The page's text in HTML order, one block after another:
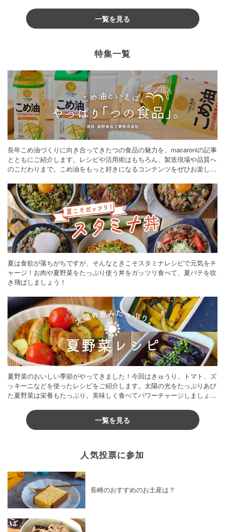
一覧を見る
特集一覧
長年こめ油づくりに向き合ってきたつの食品の魅力を、macaroniの記事
とともにご紹介します。レシピや活用術はもちろん、製造現場や品質へ
のこだわりまで。こめ油をもっと好きになるコンテンツをぜひお楽しみ
夏は食欲が落ちがちですが、そんなときこそスタミナレシピで元気をチ
ャージ！お肉や夏野菜をたっぷり使う丼をガッツリ食べて、夏バテを吹
き飛ばしましょう！
夏野菜のおいしい季節がやってきました！今回はきゅうり、トマト、ズ
ッキーニなどを使ったレシピをご紹介します。太陽の光をたっぷりあび
た夏野菜は栄養もたっぷり。美味しく食べてパワーチャージしましょう
一覧を見る
人気投票に参加
長崎のおすすめのお土産は？